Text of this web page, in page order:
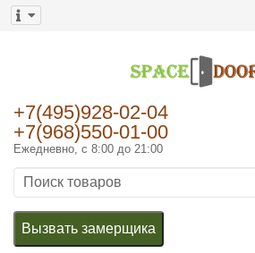
+7(495)928-02-04
+7(968)550-01-00
Ежедневно, с 8:00 до 21:00
Вызвать замерщика